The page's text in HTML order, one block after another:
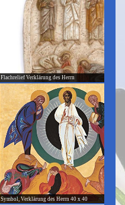
Flachrelief Verklärung des Herrn
Symbol, Verklärung des Herrn 40 x 40